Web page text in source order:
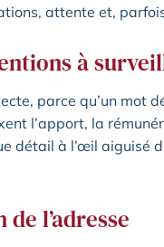
attente et,
à
parce qu’un mot
l’apport, la
détail à l’œil aiguisé
l’adresse